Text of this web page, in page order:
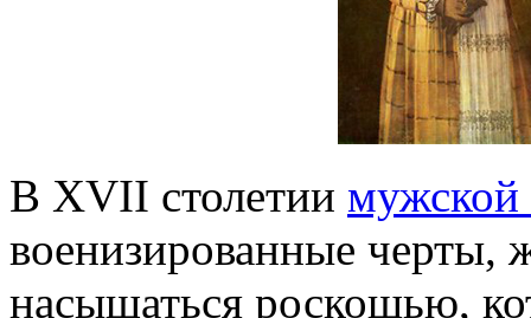
В XVII столетии
военизированные черты,
насыщаться роскошью,